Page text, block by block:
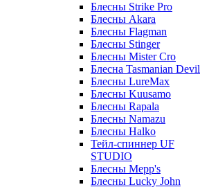
Блесны Strike Pro
Блесны Akara
Блесны Flagman
Блесны Stinger
Блесны Mister Cro
Блесна Tasmanian Devil
Блесны LureMax
Блесны Kuusamo
Блесны Rapala
Блесны Namazu
Блесны Halko
Тейл-спиннер UF
STUDIO
Блесны Mepp's
Блесны Lucky John